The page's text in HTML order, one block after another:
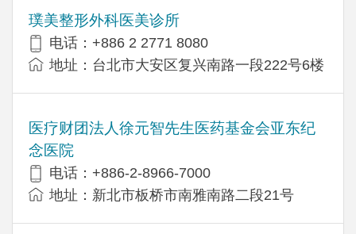
璞美整形外科医美诊所
电话：+886 2 2771 8080
地址：台北市大安区复兴南路一段222号6楼
医疗财团法人徐元智先生医药基金会亚东纪
念医院
电话：+886-2-8966-7000
地址：新北市板桥市南雅南路二段21号